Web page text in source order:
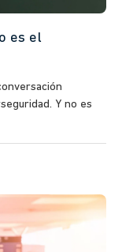
es el
Y no es